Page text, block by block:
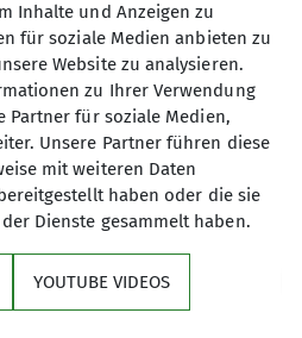
Newsletter Programm
Veranstaltung
Inhalte und Anzeigen zu
für soziale Medien anbieten zu
Website zu analysieren.
zu Ihrer Verwendung
Partner für soziale Medien,
Unsere Partner führen diese
mit weiteren Daten
haben oder die sie
Dienste gesammelt haben.
YOUTUBE VIDEOS